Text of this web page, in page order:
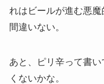
れはビールが進む悪
間違いない。
あと、ピリ辛って書
くないかな。